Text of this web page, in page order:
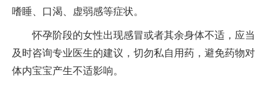
嗜睡、口渴、虚弱感等症状。
怀孕阶段的女性出现感冒或者其余身体不适，应当
及时咨询专业医生的建议，切勿私自用药，避免药物对
体内宝宝产生不适影响。